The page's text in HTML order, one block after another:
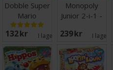
Dobble Super
Mario
Brädspel
132 SEK I lager: 6
Monopoly
Junior 2-i-1 -
239 SEK I lager: